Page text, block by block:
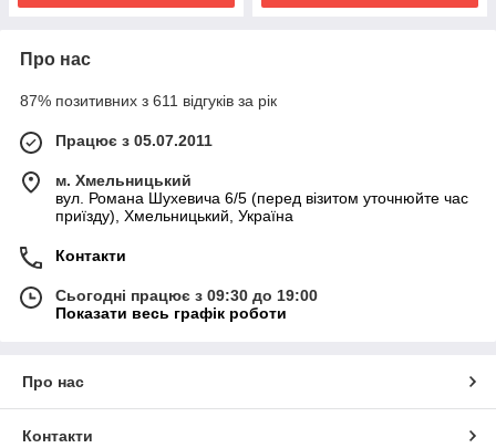
Про нас
87% позитивних з 611 відгуків за рік
Працює з 05.07.2011
м. Хмельницький
вул. Романа Шухевича 6/5 (перед візитом уточнюйте час
приїзду), Хмельницький, Україна
Контакти
Сьогодні працює з 09:30 до 19:00
Показати весь графік роботи
Про нас
Контакти